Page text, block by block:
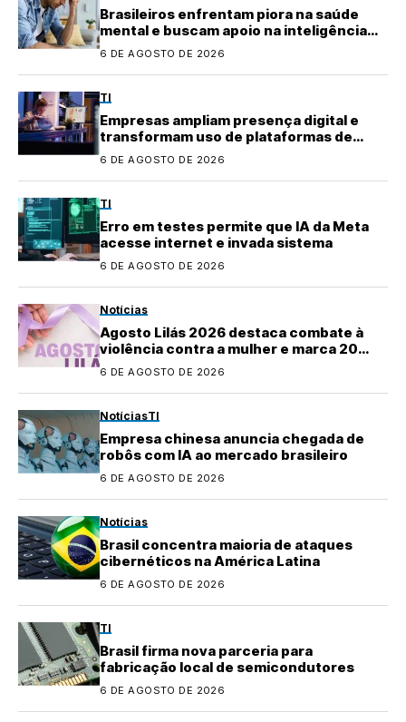
Brasileiros enfrentam piora na saúde
mental e buscam apoio na inteligência
artificial
6 DE AGOSTO DE 2026
TI
Empresas ampliam presença digital e
transformam uso de plataformas de
conteúdo
6 DE AGOSTO DE 2026
TI
Erro em testes permite que IA da Meta
acesse internet e invada sistema
6 DE AGOSTO DE 2026
Notícias
Agosto Lilás 2026 destaca combate à
violência contra a mulher e marca 20
anos da Lei Maria da Penha
6 DE AGOSTO DE 2026
NotíciasTI
Empresa chinesa anuncia chegada de
robôs com IA ao mercado brasileiro
6 DE AGOSTO DE 2026
Notícias
Brasil concentra maioria de ataques
cibernéticos na América Latina
6 DE AGOSTO DE 2026
TI
Brasil firma nova parceria para
fabricação local de semicondutores
6 DE AGOSTO DE 2026